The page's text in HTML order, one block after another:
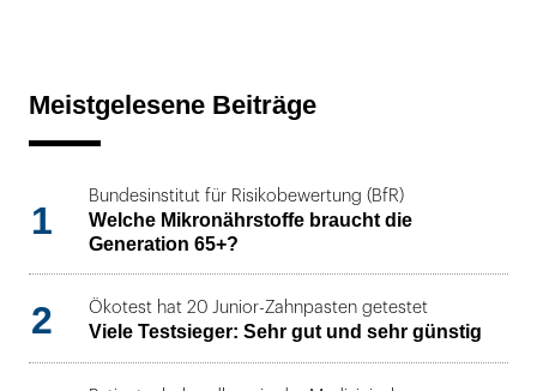
Meistgelesene Beiträge
1
Bundesinstitut für Risikobewertung (BfR)
Welche Mikronährstoffe braucht die
Generation 65+?
2 Ökotest hat 20 Junior-Zahnpasten getestet
Viele Testsieger: Sehr gut und sehr günstig